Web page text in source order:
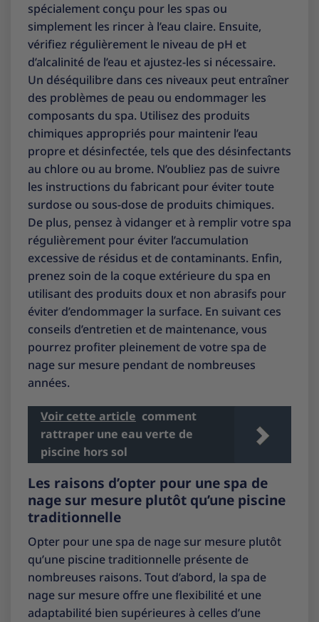
spécialement conçu pour les spas ou
simplement les rincer à l’eau claire. Ensuite,
vérifiez régulièrement le niveau de pH et
d’alcalinité de l’eau et ajustez-les si nécessaire.
Un déséquilibre dans ces niveaux peut entraîner
des problèmes de peau ou endommager les
composants du spa. Utilisez des produits
chimiques appropriés pour maintenir l’eau
propre et désinfectée, tels que des désinfectants
au chlore ou au brome. N’oubliez pas de suivre
les instructions du fabricant pour éviter toute
surdose ou sous-dose de produits chimiques.
De plus, pensez à vidanger et à remplir votre spa
régulièrement pour éviter l’accumulation
excessive de résidus et de contaminants. Enfin,
prenez soin de la coque extérieure du spa en
utilisant des produits doux et non abrasifs pour
éviter d’endommager la surface. En suivant ces
conseils d’entretien et de maintenance, vous
pourrez profiter pleinement de votre spa de
nage sur mesure pendant de nombreuses
années.
Voir cette article comment
rattraper une eau verte de
piscine hors sol
Les raisons d’opter pour une spa de
nage sur mesure plutôt qu’une piscine
traditionnelle
Opter pour une spa de nage sur mesure plutôt
qu’une piscine traditionnelle présente de
nombreuses raisons. Tout d’abord, la spa de
nage sur mesure offre une flexibilité et une
adaptabilité bien supérieures à celles d’une